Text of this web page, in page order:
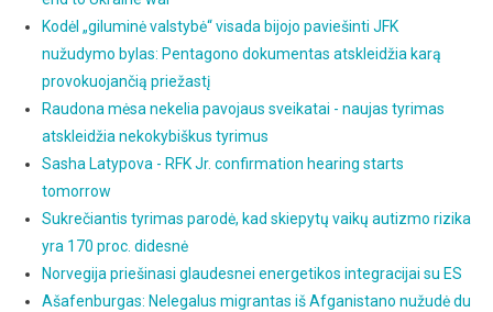
Kodėl „giluminė valstybė“ visada bijojo paviešinti JFK
nužudymo bylas: Pentagono dokumentas atskleidžia karą
provokuojančią priežastį
Raudona mėsa nekelia pavojaus sveikatai - naujas tyrimas
atskleidžia nekokybiškus tyrimus
Sasha Latypova - RFK Jr. confirmation hearing starts
tomorrow
Sukrečiantis tyrimas parodė, kad skiepytų vaikų autizmo rizika
yra 170 proc. didesnė
Norvegija priešinasi glaudesnei energetikos integracijai su ES
Ašafenburgas: Nelegalus migrantas iš Afganistano nužudė du